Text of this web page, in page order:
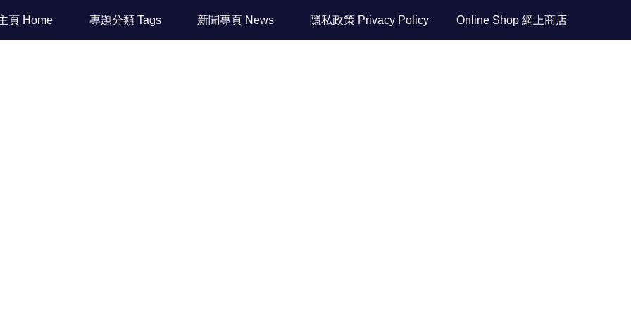
頁 Home 專題分類 Tags 新聞專頁 News 隱私政策 Privacy Policy Online Shop 網上商店